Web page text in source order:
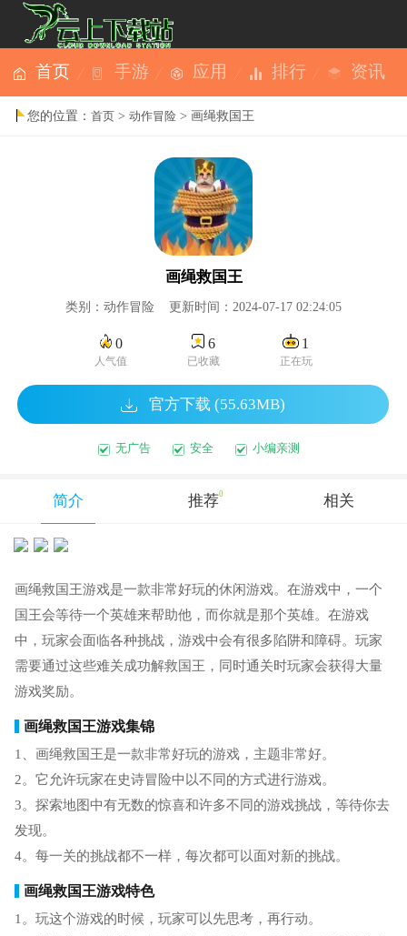
首页 手游 应用 排行 资讯
您的位置：首页 >动作冒险 > 画绳救国王
画绳救国王
类别：动作冒险 更新时间：2024-07-17 02:24:05
0
人气值
6
已收藏
1
正在玩
官方下载 (55.63MB)
无广告 安全 小编亲测
简介 推荐0 相关
画绳救国王游戏是一款非常好玩的休闲游戏。在游戏中，一个
国王会等待一个英雄来帮助他，而你就是那个英雄。在游戏
中，玩家会面临各种挑战，游戏中会有很多陷阱和障碍。玩家
需要通过这些难关成功解救国王，同时通关时玩家会获得大量
游戏奖励。
画绳救国王游戏集锦
1、画绳救国王是一款非常好玩的游戏，主题非常好。
2。它允许玩家在史诗冒险中以不同的方式进行游戏。
3。探索地图中有无数的惊喜和许多不同的游戏挑战，等待你去
发现。
4。每一关的挑战都不一样，每次都可以面对新的挑战。
画绳救国王游戏特色
1。玩这个游戏的时候，玩家可以先思考，再行动。